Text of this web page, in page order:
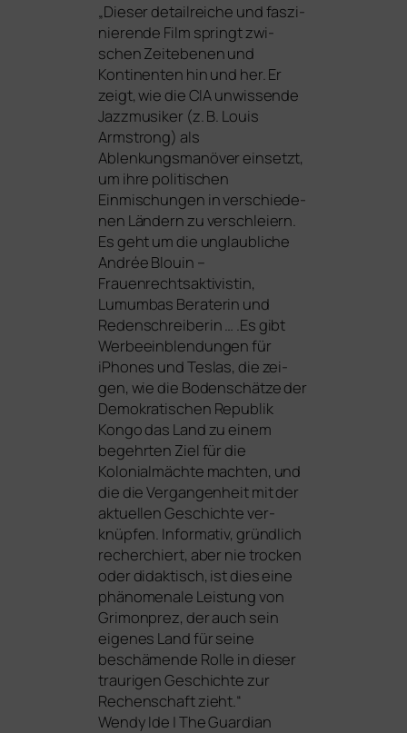
„Dieser detail­rei­che und fas­zi­
nie­ren­de Film springt zwi­
schen Zeitebenen und
Kontinenten hin und her. Er
zeigt, wie dieCIAunwis­sen­de
Jazzmusiker (z. B. Louis
Armstrong) als
Ablenkungsmanöver ein­setzt,
um ihre poli­ti­schen
Einmischungen in ver­schie­de­
nen Ländern zu ver­schlei­ern.
Es geht um die unglaub­li­che
Andrée Blouin –
Frauenrechtsaktivistin,
Lumumbas Beraterin und
Redenschreiberin … .Es gibt
Werbeeinblendungen für
iPhones und Teslas, die zei­
gen, wie die Bodenschätze der
Demokratischen Republik
Kongo das Land zu einem
begehr­ten Ziel für die
Kolonialmächte mach­ten, und
die die Vergangenheit mit der
aktu­el­len Geschichte ver­
knüp­fen. Informativ, gründ­lich
recher­chiert, aber nie tro­cken
oder didak­tisch, ist dies eine
phä­no­me­na­le Leistung von
Grimonprez, der auch sein
eige­nes Land für sei­ne
beschä­men­de Rolle in die­ser
trau­ri­gen Geschichte zur
Rechenschaft zieht.“
Wendy Ide | The Guardian